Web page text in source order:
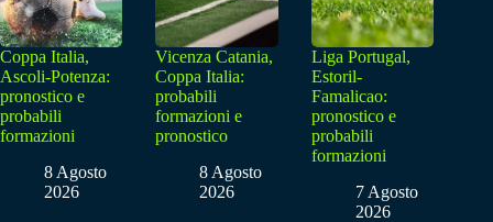
Coppa Italia,
Ascoli-Potenza:
pronostico e
probabili
formazioni
8 Agosto
2026
Vicenza Catania,
Coppa Italia:
probabili
formazioni e
pronostico
8 Agosto
2026
Liga Portugal,
Estoril-
Famalicao:
pronostico e
probabili
formazioni
7 Agosto
2026